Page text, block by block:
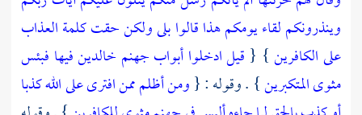
وينذرونكم لقاء يومكم هذا قالوا بلى ولكن حقت كلمة العذاب
على الكافرين} { قيل ادخلوا أبواب جهنم خالدين فيها فبئس
مثوى المتكبرين} . وقوله : {ومن أظلم ممن افترى على الله كذبا